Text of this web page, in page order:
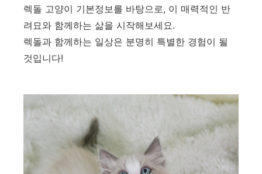
렉돌 고양이 기본정보를 바탕으로, 이 매력적인 반
려묘와 함께하는 삶을 시작해보세요.
렉돌과 함께하는 일상은 분명히 특별한 경험이 될
것입니다!